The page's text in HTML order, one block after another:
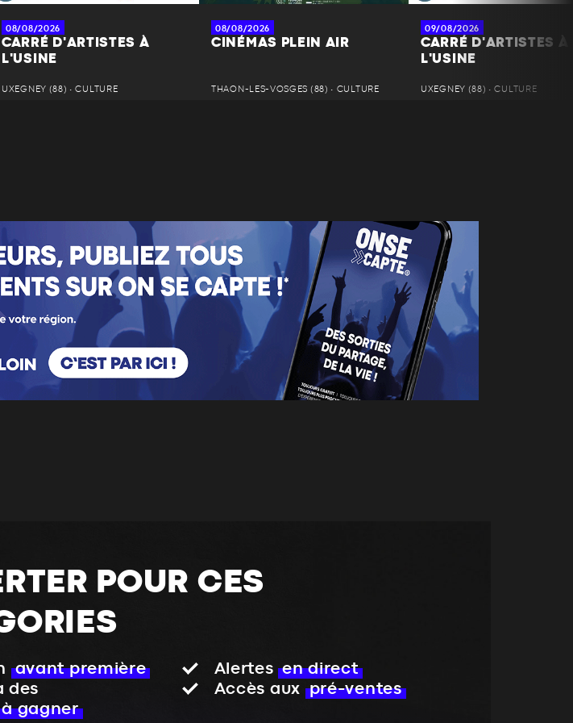
08/08/2026
CARRÉ D'ARTISTES À
L'USINE
UXEGNEY (88) • CULTURE
08/08/2026
CINÉMAS PLEIN AIR
THAON-LES-VOSGES (88) • CULTURE
09/08/2026
CARRÉ D'ARTISTES À
L'USINE
UXEGNEY (88) • CULTURE
POUR CES
avant première Alertes en direct
des
gagner
Accès aux pré-ventes